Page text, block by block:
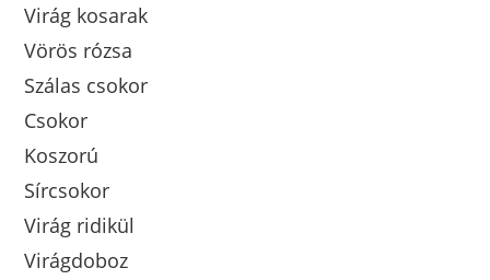
Virág kosarak
Vörös rózsa
Szálas csokor
Csokor
Koszorú
Sírcsokor
Virág ridikül
Virágdoboz